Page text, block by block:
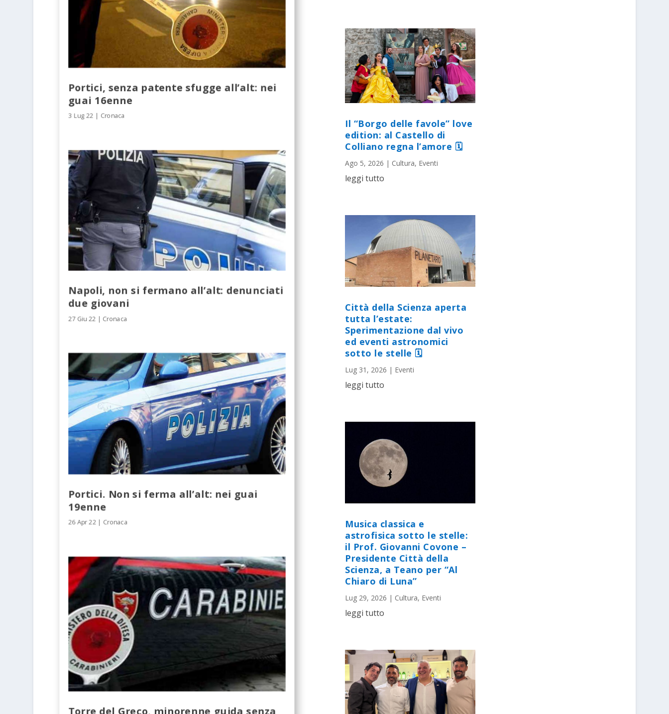
Portici, senza patente sfugge all’alt: nei
guai 16enne
3 Lug 22 | Cronaca
Napoli, non si fermano all’alt: denunciati
due giovani
27 Giu 22 | Cronaca
Portici. Non si ferma all’alt: nei guai
19enne
26 Apr 22 | Cronaca
Torre del Greco, minorenne guida senza
Il “Borgo delle favole” love
edition: al Castello di
Colliano regna l’amore 🗓
Ago 5, 2026 | Cultura, Eventi
leggi tutto
Città della Scienza aperta
tutta l’estate:
Sperimentazione dal vivo
ed eventi astronomici
sotto le stelle 🗓
Lug 31, 2026 | Eventi
leggi tutto
Musica classica e
astrofisica sotto le stelle:
il Prof. Giovanni Covone –
Presidente Città della
Scienza, a Teano per “Al
Chiaro di Luna”
Lug 29, 2026 | Cultura, Eventi
leggi tutto